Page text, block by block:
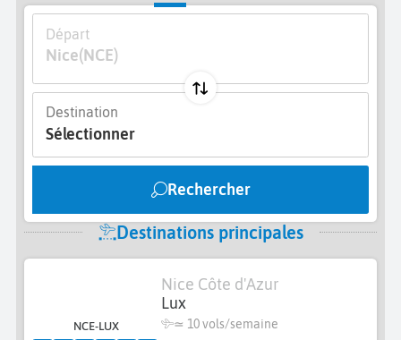
Départ
Nice(NCE)
Destination
Sélectionner
Rechercher
Destinations principales
NCE-LUX
Nice Côte d'Azur
Lux
≃ 10 vols/semaine